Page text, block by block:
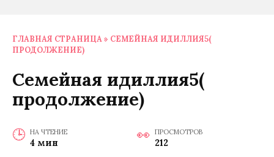
ГЛАВНАЯ СТРАНИЦА » СЕМЕЙНАЯ ИДИЛЛИЯ5(
ПРОДОЛЖЕНИЕ)
Семейная идиллия5(
продолжение)
НА ЧТЕНИЕ
4 мин
ПРОСМОТРОВ
212